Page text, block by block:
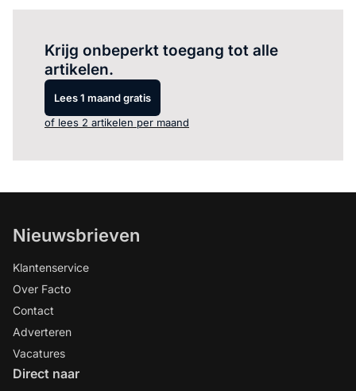
Krijg onbeperkt toegang tot alle
artikelen.
Lees 1 maand gratis
of lees 2 artikelen per maand
Nieuwsbrieven
Klantenservice
Over Facto
Contact
Adverteren
Vacatures
Direct naar